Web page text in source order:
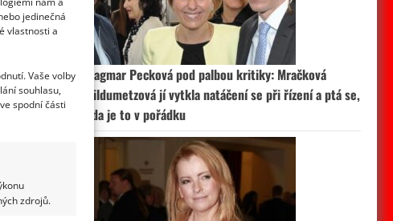
jedinečná
vlastnosti a
Vaše volby
souhlasu,
spodní části
zdrojů.
Dagmar Pecková pod palbou kritiky: Mračková
Vildumetzová jí vytkla natáčení se při řízení a ptá se,
zda je to v pořádku